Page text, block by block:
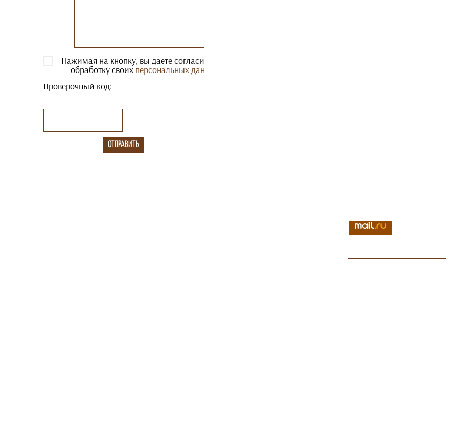
Нажимая на кнопку, вы даете согласие на
обработку своих персональных данных
Проверочный код: